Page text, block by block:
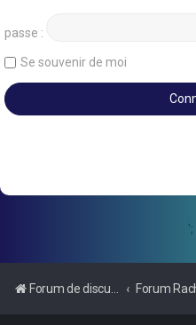
passe :
Se souvenir de moi
';
Forum de discussions sur le Regroupement de Crédits et le Rachat de Crédits